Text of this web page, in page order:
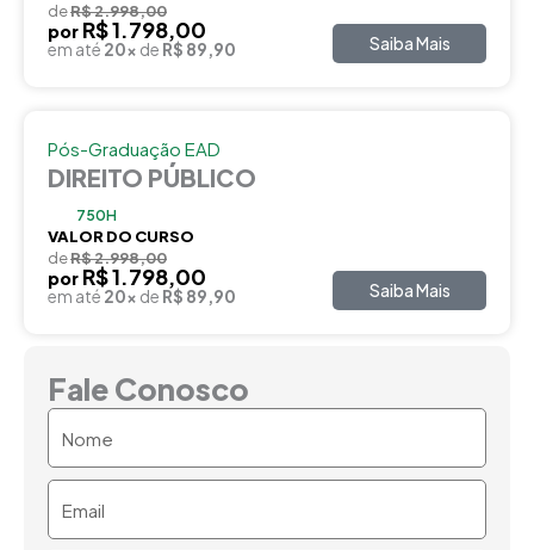
deR$ 2.998,00
por R$ 1.798,00
em até 20x de R$ 89,90 Saiba Mais
Pós-Graduação EAD
DIREITO PÚBLICO
750H
VALOR DO CURSO
deR$ 2.998,00
por R$ 1.798,00
em até 20x de R$ 89,90 Saiba Mais
Fale Conosco